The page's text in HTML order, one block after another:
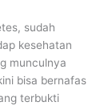
sudah
kesehatan
munculnya
bisa bernafas
terbukti